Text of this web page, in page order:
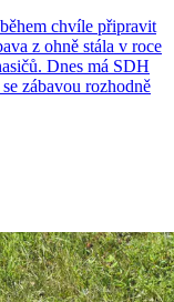
chvíle připravit
z ohně stála v roce
Dnes má SDH
zábavou rozhodně